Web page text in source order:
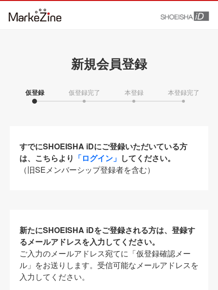
新規会員登録
仮登録 仮登録完了 本登録 本登録完了
すでにSHOEISHA iDにご登録いただいている方
は、こちらより 「ログイン」 してください。
（旧SEメンバーシップ登録者を含む）
新たにSHOEISHA iDをご登録される方は、登録す
るメールアドレスを入力してください。
ご入力のメールアドレス宛てに「仮登録確認メー
ル」をお送りします。受信可能なメールアドレスを
入力してください。